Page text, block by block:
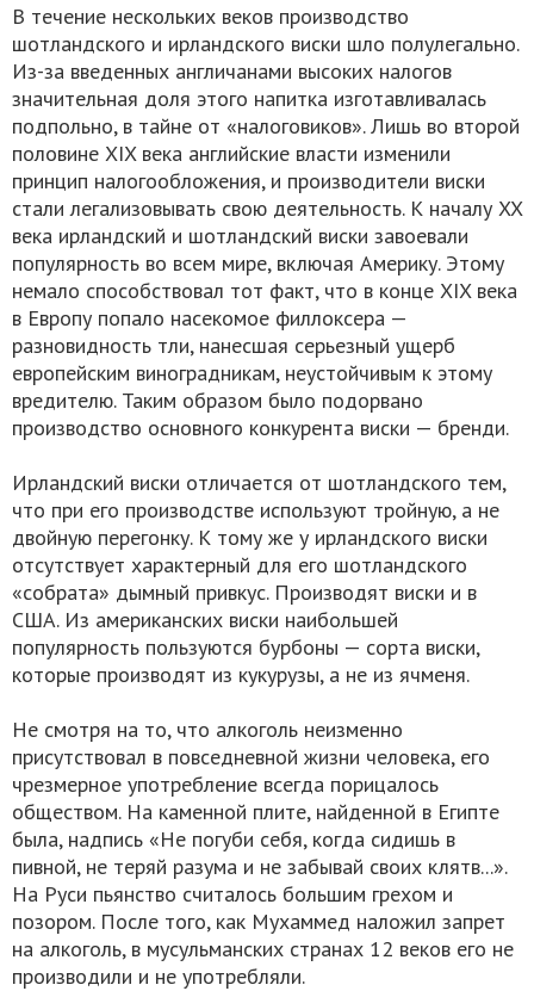
В течение нескольких веков производство
шотландского и ирландского виски шло полулегально.
Из-за введенных англичанами высоких налогов
значительная доля этого напитка изготавливалась
подпольно, в тайне от «налоговиков». Лишь во второй
половине XIX века английские власти изменили
принцип налогообложения, и производители виски
стали легализовывать свою деятельность. К началу XX
века ирландский и шотландский виски завоевали
популярность во всем мире, включая Америку. Этому
немало способствовал тот факт, что в конце XIX века
в Европу попало насекомое филлоксера —
разновидность тли, нанесшая серьезный ущерб
европейским виноградникам, неустойчивым к этому
вредителю. Таким образом было подорвано
производство основного конкурента виски — бренди.
Ирландский виски отличается от шотландского тем,
что при его производстве используют тройную, а не
двойную перегонку. К тому же у ирландского виски
отсутствует характерный для его шотландского
«собрата» дымный привкус. Производят виски и в
США. Из американских виски наибольшей
популярность пользуются бурбоны — сорта виски,
которые производят из кукурузы, а не из ячменя.
Не смотря на то, что алкоголь неизменно
присутствовал в повседневной жизни человека, его
чрезмерное употребление всегда порицалось
обществом. На каменной плите, найденной в Египте
была, надпись «Не погуби себя, когда сидишь в
пивной, не теряй разума и не забывай своих клятв...».
На Руси пьянство считалось большим грехом и
позором. После того, как Мухаммед наложил запрет
на алкоголь, в мусульманских странах 12 веков его не
производили и не употребляли.